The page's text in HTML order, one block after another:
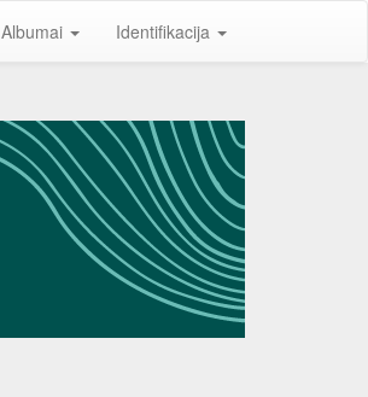
Albumai Identifikacija